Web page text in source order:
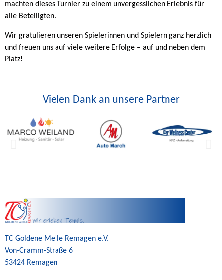
machten dieses Turnier zu einem unvergesslichen Erlebnis für
alle Beteiligten.
Wir gratulieren unseren Spielerinnen und Spielern ganz herzlich
und freuen uns auf viele weitere Erfolge – auf und neben dem
Platz!
Vielen Dank an unsere Partner
TC Goldene Meile Remagen e.V.
Von-Cramm-Straße 6
53424 Remagen